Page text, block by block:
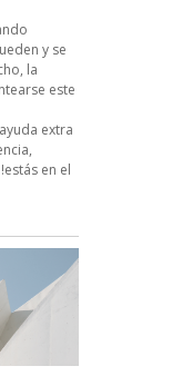
y se
la
este
extra
en el